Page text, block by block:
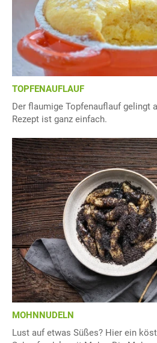
TOPFENAUFLAUF
Der flaumige Topfenauflauf gelingt
Rezept ist ganz einfach.
MOHNNUDELN
Lust auf etwas Süßes? Hier ein